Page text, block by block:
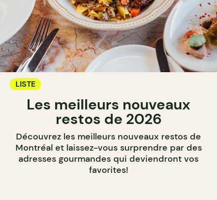
LISTE
Les meilleurs nouveaux
restos de 2026
Découvrez les meilleurs nouveaux restos de
Montréal et laissez-vous surprendre par des
adresses gourmandes qui deviendront vos
favorites!